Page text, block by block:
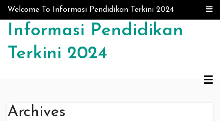
Skip to content
Welcome To Informasi Pendidikan Terkini 2024
Informasi Pendidikan
Terkini 2024
Archives